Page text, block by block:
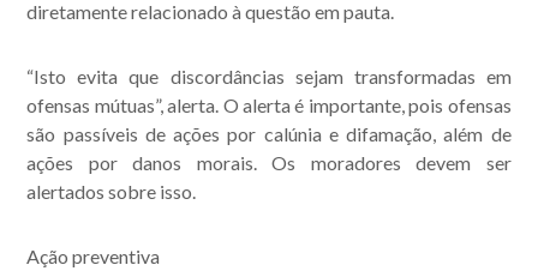
diretamente relacionado à questão em pauta.
“Isto evita que discordâncias sejam transformadas em
ofensas mútuas”, alerta. O alerta é importante, pois ofensas
são passíveis de ações por calúnia e difamação, além de
ações por danos morais. Os moradores devem ser
alertados sobre isso.
Ação preventiva